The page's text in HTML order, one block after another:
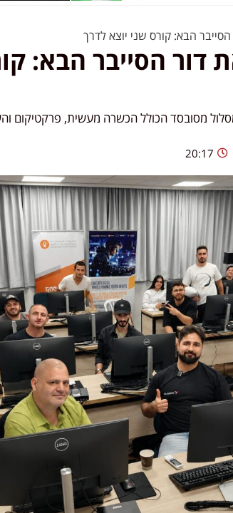
הבא: קורס שני יוצא לדרך
דור הסייבר הבא:
מסובסד הכולל הכשרה מעשית, פרקטיקום
20:17